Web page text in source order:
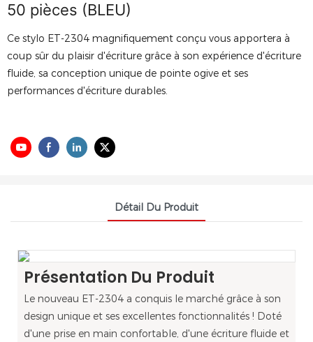
50 pièces (BLEU)
Ce stylo ET-2304 magnifiquement conçu vous apportera à
coup sûr du plaisir d'écriture grâce à son expérience d'écriture
fluide, sa conception unique de pointe ogive et ses
performances d'écriture durables.
Détail Du Produit
Présentation Du Produit
Le nouveau ET-2304 a conquis le marché grâce à son
design unique et ses excellentes fonctionnalités ! Doté
d'une prise en main confortable, d'une écriture fluide et